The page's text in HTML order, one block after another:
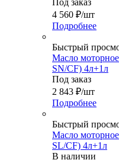
Под заказ
4 560 ₽/шт
Подробнее
Быстрый
Масло
SN/CF) 4л+1л
Под заказ
2 843 ₽/шт
Подробнее
Быстрый
Масло
SL/CF) 4л+1л
В наличии